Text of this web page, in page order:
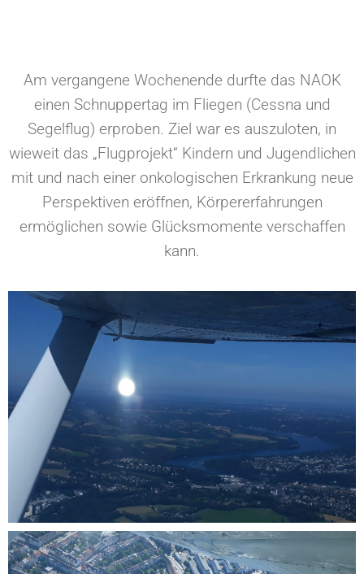
Am vergangene Wochenende durfte das NAOK
einen Schnuppertag im Fliegen (Cessna und
Segelflug) erproben. Ziel war es auszuloten, in
wieweit das „Flugprojekt“ Kindern und Jugendlichen
mit und nach einer onkologischen Erkrankung neue
Perspektiven eröffnen, Körpererfahrungen
ermöglichen sowie Glücksmomente verschaffen
kann.